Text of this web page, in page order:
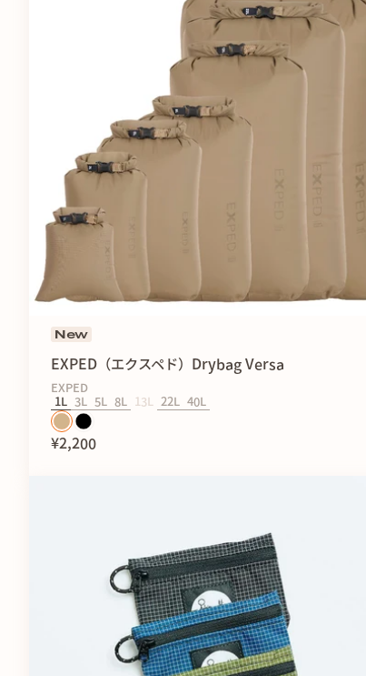
New
EXPED（エクスペド）Drybag Versa
EXPED
1L
3L 5L 8L 13L 22L 40L
¥2,200